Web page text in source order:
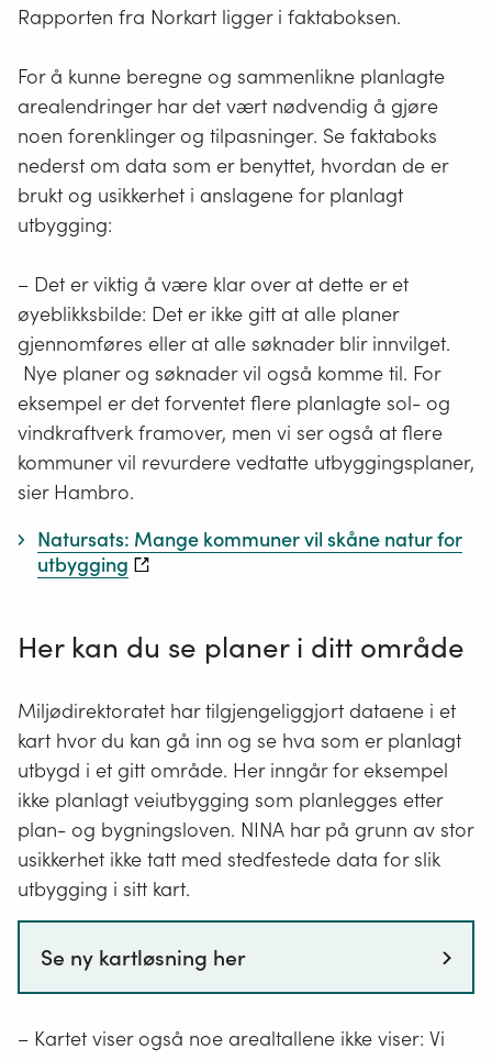
Rapporten fra Norkart ligger i faktaboksen.
For å kunne beregne og sammenlikne planlagte
arealendringer har det vært nødvendig å gjøre
noen forenklinger og tilpasninger. Se faktaboks
nederst om data som er benyttet, hvordan de er
brukt og usikkerhet i anslagene for planlagt
utbygging:
– Det er viktig å være klar over at dette er et
øyeblikksbilde: Det er ikke gitt at alle planer
gjennomføres eller at alle søknader blir innvilget.
Nye planer og søknader vil også komme til. For
eksempel er det forventet flere planlagte sol- og
vindkraftverk framover, men vi ser også at flere
kommuner vil revurdere vedtatte utbyggingsplaner,
sier Hambro.
Natursats: Mange kommuner vil skåne natur for
utbygging
Her kan du se planer i ditt område
Miljødirektoratet har tilgjengeliggjort dataene i et
kart hvor du kan gå inn og se hva som er planlagt
utbygd i et gitt område. Her inngår for eksempel
ikke planlagt veiutbygging som planlegges etter
plan- og bygningsloven. NINA har på grunn av stor
usikkerhet ikke tatt med stedfestede data for slik
utbygging i sitt kart.
Se ny kartløsning her
– Kartet viser også noe arealtallene ikke viser: Vi